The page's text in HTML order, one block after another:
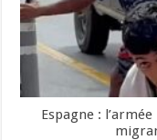
Espagne :